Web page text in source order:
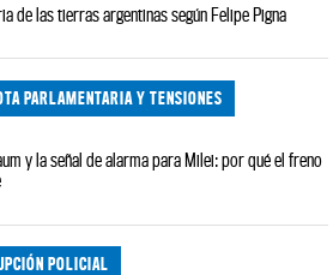
de las tierras argentinas según Felipe Pigna
PARLAMENTARIA Y TENSIONES
y la señal de alarma para Milei: por qué el freno
POLICIAL